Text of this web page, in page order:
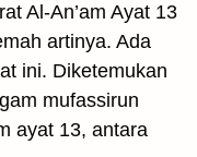
Al-An’am Ayat 13
artinya. Ada
ini. Diketemukan
mufassirun
ayat 13, antara